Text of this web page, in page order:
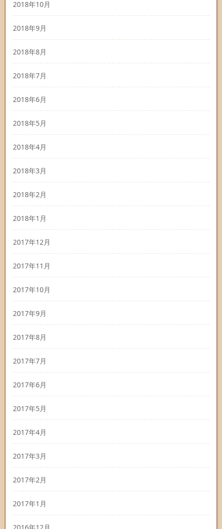
2018年10月
2018年9月
2018年8月
2018年7月
2018年6月
2018年5月
2018年4月
2018年3月
2018年2月
2018年1月
2017年12月
2017年11月
2017年10月
2017年9月
2017年8月
2017年7月
2017年6月
2017年5月
2017年4月
2017年3月
2017年2月
2017年1月